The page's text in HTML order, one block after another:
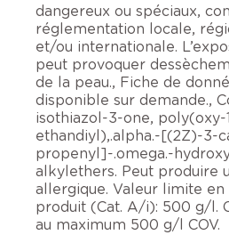
dangereux ou spéciaux,
réglementation locale,
et/ou internationale.
peut provoquer
de la peau., Fiche de
disponible sur demande.,
isothiazol-3-one, poly(oxy-
ethandiyl),.alpha.-[(2Z)-3-
propenyl]-.omega.-
alkylethers. Peut produire
allergique. Valeur limite en
produit (Cat. A/i): 500 g/l.
au maximum 500 g/l COV.